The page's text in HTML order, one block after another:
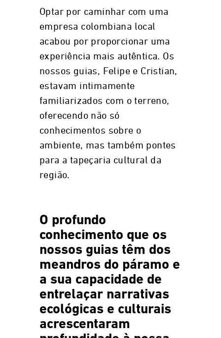
Optar por caminhar com uma
empresa colombiana local
acabou por proporcionar uma
experiência mais autêntica. Os
nossos guias, Felipe e Cristian,
estavam intimamente
familiarizados com o terreno,
oferecendo não só
conhecimentos sobre o
ambiente, mas também pontes
para a tapeçaria cultural da
região.
O profundo
conhecimento que os
nossos guias têm dos
meandros do páramo e
a sua capacidade de
entrelaçar narrativas
ecológicas e culturais
acrescentaram